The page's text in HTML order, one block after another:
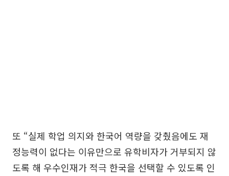
또 “실제 학업 의지와 한국어 역량을 갖췄음에도 재
정능력이 없다는 이유만으로 유학비자가 거부되지 않
도록 해 우수인재가 적극 한국을 선택할 수 있도록 인